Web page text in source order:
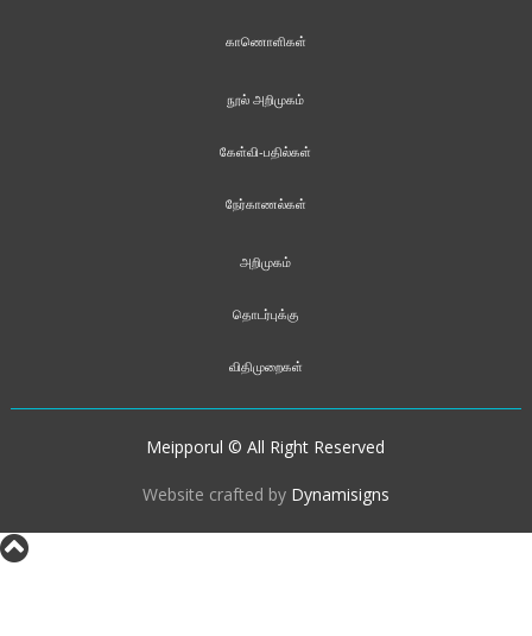
காணொளிகள்
நூல் அறிமுகம்
கேள்வி-பதில்கள்
நேர்காணல்கள்
அறிமுகம்
தொடர்புக்கு
விதிமுறைகள்
Meipporul © All Right Reserved
Website crafted by Dynamisigns